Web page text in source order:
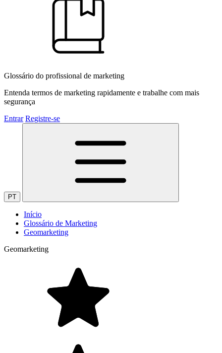
Glossário do profissional de marketing
Entenda termos de marketing rapidamente e trabalhe com mais
segurança
Entrar Registre-se
PT
Início
Glossário de Marketing
Geomarketing
Geomarketing